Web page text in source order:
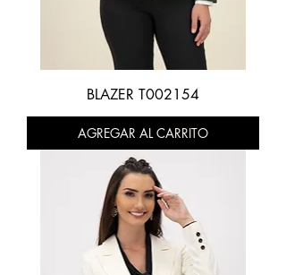
BLAZER T002154
AGREGAR AL CARRITO